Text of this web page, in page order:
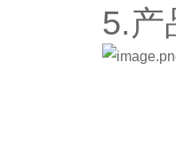
5.产